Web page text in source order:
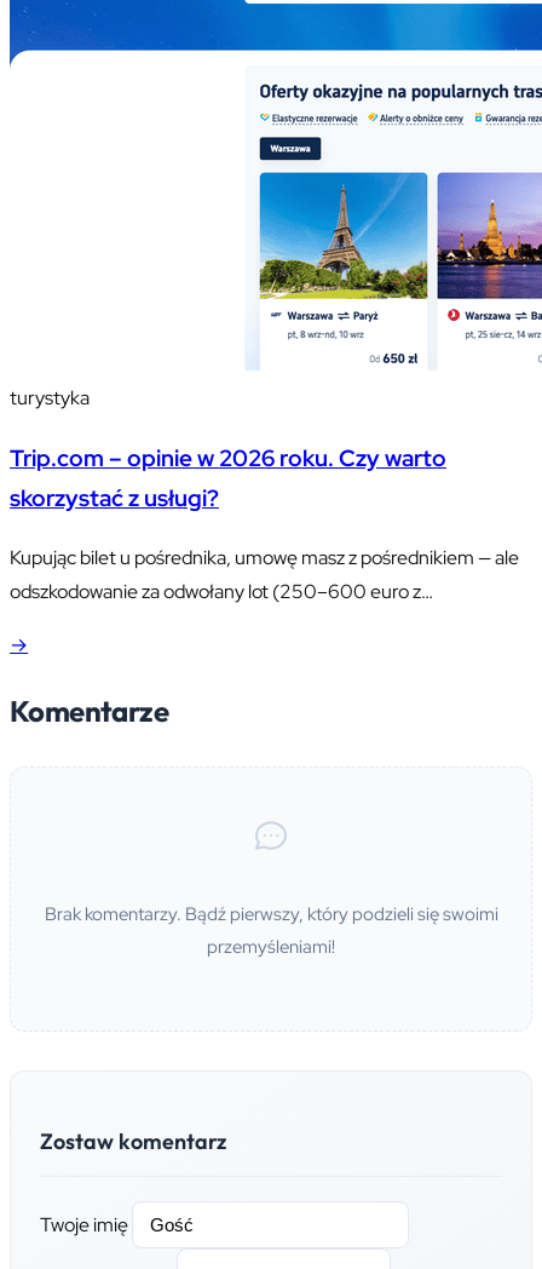
turystyka
Trip.com – opinie w 2026 roku. Czy warto
skorzystać z usługi?
Kupując bilet u pośrednika, umowę masz z pośrednikiem — ale
odszkodowanie za odwołany lot (250–600 euro z
Wyjaśniamy, kto za co odpowiada, skąd biorą się dopłaty na
→
Komentarze
Brak komentarzy. Bądź pierwszy, który podzieli się swoimi
przemyśleniami!
Zostaw komentarz
Twoje imię